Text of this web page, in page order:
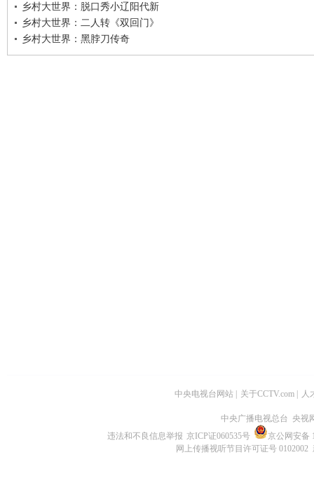
乡村大世界：脱口秀小辽阳代新
乡村大世界：二人转《双回门》
乡村大世界：黑脖刀传奇
中央电视台网站 关于CCTV.com 人
中央广播电视总台 央视
违法和不良信息举报 京ICP证060535号
京公网安备
网上传播视听节目许可证号 0102002